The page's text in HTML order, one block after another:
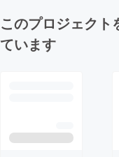
このプロジェクト
ています